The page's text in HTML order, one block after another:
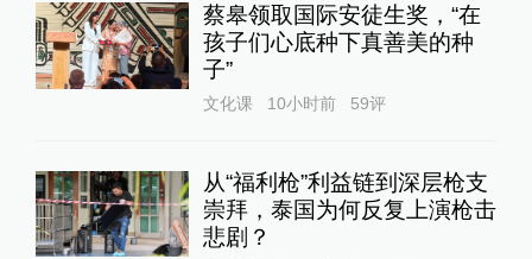
蔡皋领取国际安徒生奖，“在
孩子们心底种下真善美的种
子”
文化课 10小时前 59评
从“福利枪”利益链到深层枪支
崇拜，泰国为何反复上演枪击
悲剧？